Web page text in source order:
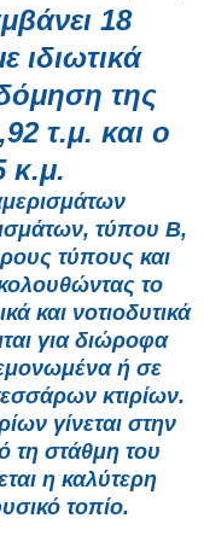
18
ιδιωτικά
της
τ.μ. και ο
κ.μ.
τύπου Β,
τύπους και
το
και νοτιοδυτικά
για διώροφα
ή σε
κτιρίων.
γίνεται στην
τη στάθμη του
η καλύτερη
τοπίο.